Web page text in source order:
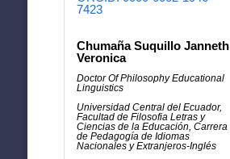
7423
Chumaña Suquillo Janneth
Veronica
Doctor Of Philosophy Educational
Linguistics
Universidad Central del Ecuador,
Facultad de Filosofia Letras y
Ciencias de la Educación, Carrera
de Pedagogía de Idiomas
Nacionales y Extranjeros-Inglés